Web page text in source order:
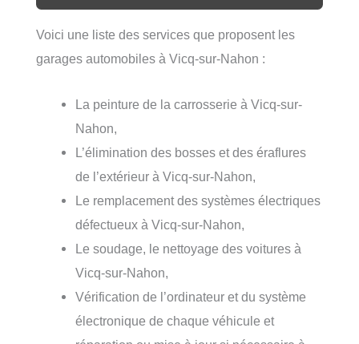
Voici une liste des services que proposent les
garages automobiles à Vicq-sur-Nahon :
La peinture de la carrosserie à Vicq-sur-
Nahon,
L’élimination des bosses et des éraflures
de l’extérieur à Vicq-sur-Nahon,
Le remplacement des systèmes électriques
défectueux à Vicq-sur-Nahon,
Le soudage, le nettoyage des voitures à
Vicq-sur-Nahon,
Vérification de l’ordinateur et du système
électronique de chaque véhicule et